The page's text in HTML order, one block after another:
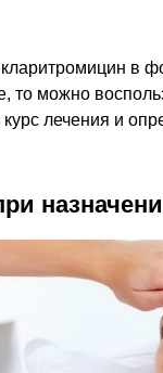
в
то можно
лечения и